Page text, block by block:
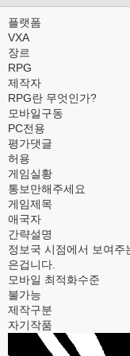
플랫폼
VXA
장르
RPG
제작자
RPG란 무엇인가?
모바일구동
PC전용
평가댓글
허용
게임실황
통보만해주세요
게임제목
애국자
간략설명
정보국 시점에서 보여
은겁니다.
모바일 최적화수준
불가능
제작구분
자기작품